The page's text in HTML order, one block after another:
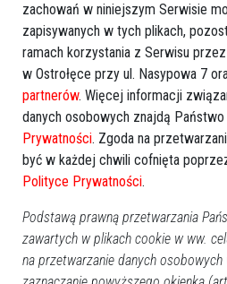
2021-07-21 10:31
Miliony dla subregionu
jest plan na 2021 rok
zachowań w niniejszym Serwisie
zapisywanych w tych plikach,
ramach korzystania z Serwisu
w Ostrołęce przy ul. Nasypowa 7
partnerów. Więcej informacji
danych osobowych znajdą
Prywatności. Zgoda na
być w każdej chwili cofnięta
Polityce Prywatności.
Podstawą prawną przetwarzania
zawartych w plikach cookie w ww.
na przetwarzanie danych